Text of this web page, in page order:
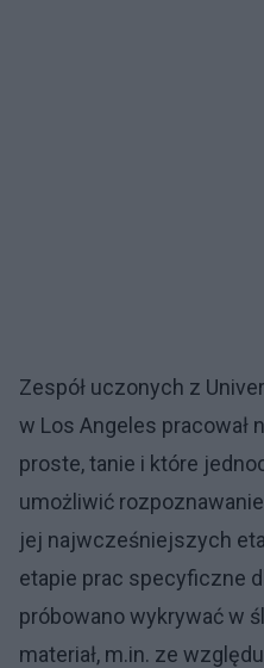
Zespół uczonych z
w Los Angeles pracował
proste, tanie i które
umożliwić rozpoznawanie
jej najwcześniejszych
etapie prac specyficzne
próbowano wykrywać w
materiał, m.in. ze